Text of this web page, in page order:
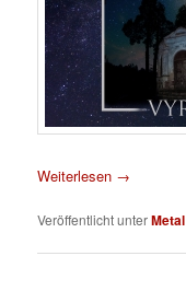
Weiterlesen →
Veröffentlicht unterMetal